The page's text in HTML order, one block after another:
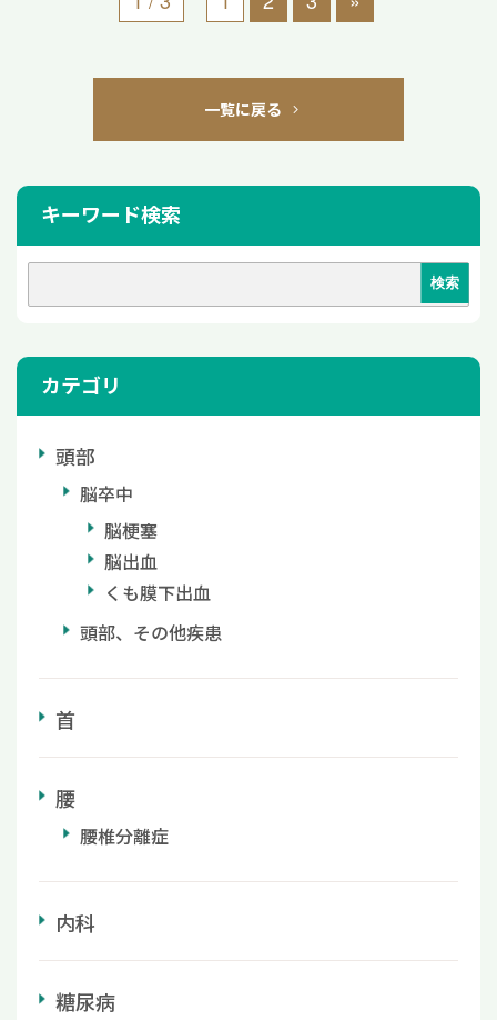
一覧に戻る
キーワード検索
カテゴリ
頭部
脳卒中
脳梗塞
脳出血
くも膜下出血
頭部、その他疾患
首
腰
腰椎分離症
内科
糖尿病